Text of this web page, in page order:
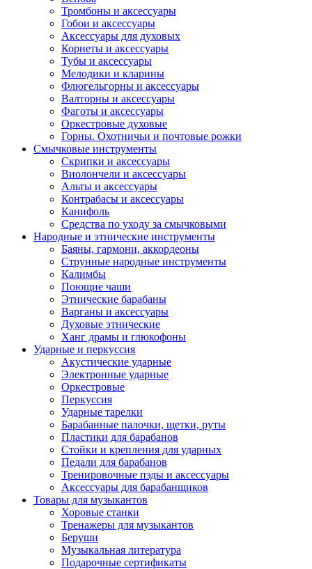
Тромбоны и аксессуары
Гобои и аксессуары
Аксессуары для духовых
Корнеты и аксессуары
Тубы и аксессуары
Мелодики и кларины
Флюгельгорны и аксессуары
Валторны и аксессуары
Фаготы и аксессуары
Оркестровые духовые
Горны. Охотничьи и почтовые рожки
Смычковые инструменты
Скрипки и аксессуары
Виолончели и аксессуары
Альты и аксессуары
Контрабасы и аксессуары
Канифоль
Средства по уходу за смычковыми
Народные и этнические инструменты
Баяны, гармони, аккордеоны
Струнные народные инструменты
Калимбы
Поющие чаши
Этнические барабаны
Варганы и аксессуары
Духовые этнические
Ханг драмы и глюкофоны
Ударные и перкуссия
Акустические ударные
Электронные ударные
Оркестровые
Перкуссия
Ударные тарелки
Барабанные палочки, щетки, руты
Пластики для барабанов
Стойки и крепления для ударных
Педали для барабанов
Тренировочные пэды и аксессуары
Аксессуары для барабанщиков
Товары для музыкантов
Хоровые станки
Тренажеры для музыкантов
Беруши
Музыкальная литература
Подарочные сертификаты